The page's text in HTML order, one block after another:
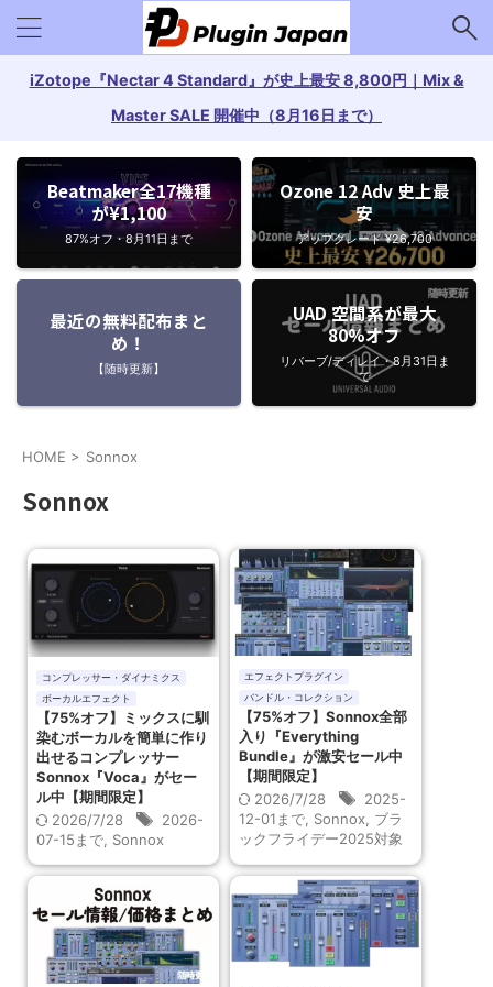
iZotope『Nectar 4 Standard』が史上最安 8,800円｜Mix &
Master SALE 開催中（8月16日まで）
Beatmaker全17機種
が¥1,100
87%オフ・8月11日まで
Ozone 12 Adv 史上最
安
アップグレード ¥26,700
最近の無料配布まと
め！
【随時更新】
UAD 空間系が最大
80%オフ
リバーブ/ディレイ・8月31日ま
で
HOME > Sonnox
Sonnox
コンプレッサー・ダイナミクス
ボーカルエフェクト
【75%オフ】ミックスに馴
染むボーカルを簡単に作り
出せるコンプレッサー
Sonnox『Voca』がセー
ル中【期間限定】
2026/7/28
2026-
07-15まで Sonnox
エフェクトプラグイン
バンドル・コレクション
【75%オフ】Sonnox全部
入り『Everything
Bundle』が激安セール中
【期間限定】
2026/7/28
2025-
12-01まで, Sonnox, ブラ
ックフライデー2025対象